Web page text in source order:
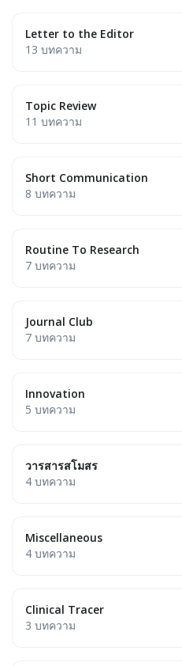
Letter to the Editor
13 บทความ
Topic Review
11 บทความ
Short Communication
8 บทความ
Routine To Research
7 บทความ
Journal Club
7 บทความ
Innovation
5 บทความ
วารสารสโมสร
4 บทความ
Miscellaneous
4 บทความ
Clinical Tracer
3 บทความ